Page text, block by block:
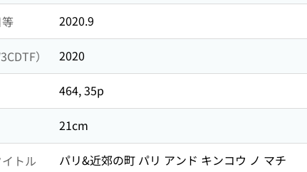
2020.9
） 2020
464, 35p
21cm
トル パリ&近郊の町 パリ アンド キンコウ ノ マチ